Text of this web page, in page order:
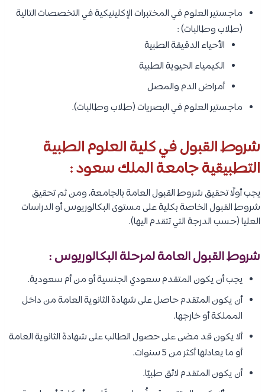
ماجستير العلوم في المختبرات الإكلينيكية في التخصصات التالية
(طلاب وطالبات) :
الأحياء الدقيقة الطبية
الكيمياء الحيوية الطبية
أمراض الدم والمصل
ماجستير العلوم في البصريات (طلاب وطالبات).
شروط القبول في كلية العلوم الطبية
التطبيقية جامعة الملك سعود :
يجب أولًا تحقيق شروط القبول العامة بالجامعة، ومن ثم تحقيق
شروط القبول الخاصة بكلية على مستوى البكالوريوس أو الدراسات
العليا (حسب الدرجة التي تتقدم اليها).
شروط القبول العامة لمرحلة البكالوريوس :
يجب أن يكون المتقدم سعودي الجنسية أو من أم سعودية.
أن يكون المتقدم حاصل على شهادة الثانوية العامة من داخل
المملكة أو خارجها.
ألا يكون قد مضى على حصول الطالب على شهادة الثانوية العامة
أو ما يعادلها أكثر من 5 سنوات.
أن يكون المتقدم لائق طبيًا.